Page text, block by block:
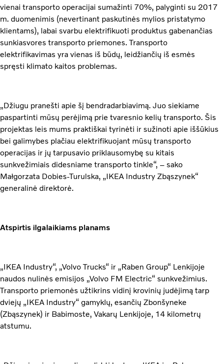
vienai transporto operacijai sumažinti 70%, palyginti su 2017
m. duomenimis (nevertinant paskutinės mylios pristatymo
klientams), labai svarbu elektrifikuoti produktus gabenančias
sunkiasvores transporto priemones. Transporto
elektrifikavimas yra vienas iš būdų, leidžiančių iš esmės
spręsti klimato kaitos problemas.
„Džiugu pranešti apie šį bendradarbiavimą. Juo siekiame
paspartinti mūsų perėjimą prie tvaresnio kelių transporto. Šis
projektas leis mums praktiškai tyrinėti ir sužinoti apie iššūkius
bei galimybes plačiau elektrifikuojant mūsų transporto
operacijas ir jų tarpusavio priklausomybę su kitais
sunkvežimiais didesniame transporto tinkle“, – sako
Małgorzata Dobies-Turulska, „IKEA Industry Zbąszynek“
generalinė direktorė.
Atspirtis ilgalaikiams planams
„IKEA Industry“, „Volvo Trucks“ ir „Raben Group“ Lenkijoje
naudos nulinės emisijos „Volvo FM Electric“ sunkvežimius.
Transporto priemonės užtikrins vidinį krovinių judėjimą tarp
dviejų „IKEA Industry“ gamyklų, esančių Zbonšyneke
(Zbąszynek) ir Babimoste, Vakarų Lenkijoje, 14 kilometrų
atstumu.